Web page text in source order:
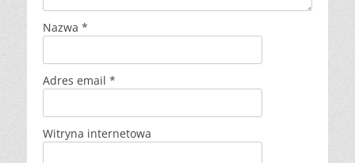
Nazwa *
Adres email *
Witryna internetowa